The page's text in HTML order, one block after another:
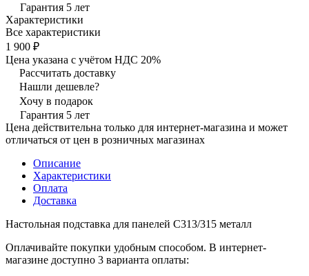
Гарантия 5 лет
Характеристики
Все характеристики
1 900 ₽
Цена указана с учётом НДС 20%
Рассчитать доставку
Нашли дешевле?
Хочу в подарок
Гарантия 5 лет
Цена действительна только для интернет-магазина и может
отличаться от цен в розничных магазинах
Описание
Характеристики
Оплата
Доставка
Настольная подставка для панелей С313/315 металл
Оплачивайте покупки удобным способом. В интернет-
магазине доступно 3 варианта оплаты: